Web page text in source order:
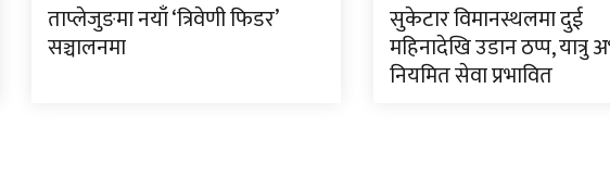
ताप्लेजुङमा नयाँ ‘त्रिवेणी फिडर’
सञ्चालनमा
सुकेटार विमानस्थलमा दुई
महिनादेखि उडान ठप्प, यात्रु
नियमित सेवा प्रभावित